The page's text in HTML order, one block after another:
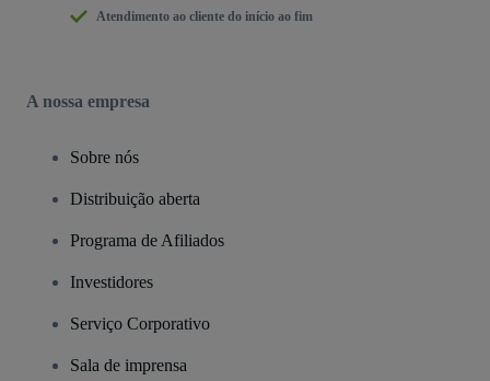
Atendimento ao cliente do início ao fim
A nossa empresa
Sobre nós
Distribuição aberta
Programa de Afiliados
Investidores
Serviço Corporativo
Sala de imprensa